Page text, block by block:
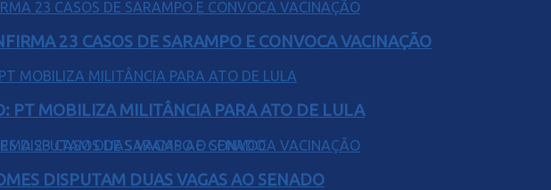
23 CASOS DE SARAMPO E CONVOCA VACINAÇÃO
PT MOBILIZA MILITÂNCIA PARA ATO DE LULA
DISPUTAM DUAS VAGAS AO SENADO